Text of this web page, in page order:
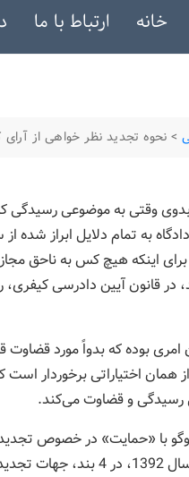
خانه ارتباط با ما
> نحوه تجدید نظر خواهی از
بدوی وقتی به موضوعی
به تمام دلایل ابراز شده
اینکه هیچ کس به ناحق
در قانون آیین دادرسی
بوده که بدواً مورد قضاوت
همان اختیاراتی برخوردار
رسیدگی و قضاوت می‌کند.
با «حمایت» در خصوص
434 قانون آیین دادرسی کیفری